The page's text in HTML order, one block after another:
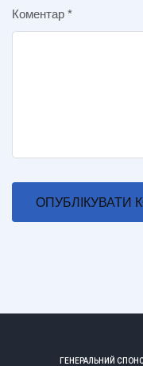
Коментар *
ГЕНЕРАЛЬНИЙ